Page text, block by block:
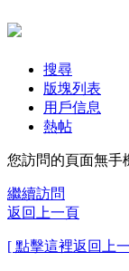
搜尋
版塊列表
用戶信息
熱帖
您訪問的頁面無手
繼續訪問
返回上一頁
[ 點擊這裡返回上